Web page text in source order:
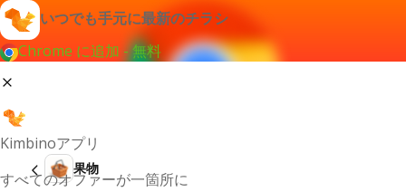
いつでも手元に最新のチラシ
Chrome に追加 - 無料
Kimbinoアプリ
すべてのオファーが一箇所に
果物